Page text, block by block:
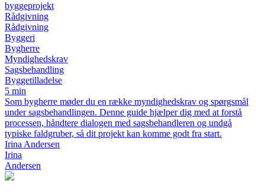
byggeprojekt
Rådgivning
Rådgivning
Byggeri
Bygherre
Myndighedskrav
Sagsbehandling
Byggetilladelse
5 min
Som bygherre møder du en række myndighedskrav og spørgsmål
under sagsbehandlingen. Denne guide hjælper dig med at forstå
processen, håndtere dialogen med sagsbehandleren og undgå
typiske faldgruber, så dit projekt kan komme godt fra start.
Irina Andersen
Irina
Andersen